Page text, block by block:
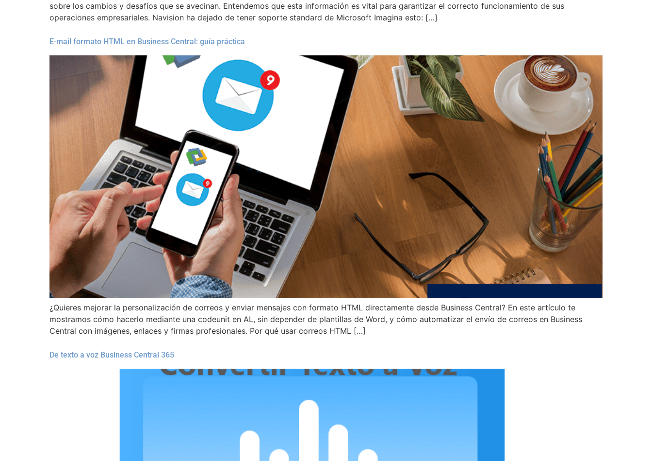
sobre los cambios y desafíos que se avecinan. Entendemos que esta información es vital para garantizar el correcto funcionamiento de sus
operaciones empresariales. Navision ha dejado de tener soporte standard de Microsoft Imagina esto: […]
E-mail formato HTML en Business Central: guía práctica
¿Quieres mejorar la personalización de correos y enviar mensajes con formato HTML directamente desde Business Central? En este artículo te
mostramos cómo hacerlo mediante una codeunit en AL, sin depender de plantillas de Word, y cómo automatizar el envío de correos en Business
Central con imágenes, enlaces y firmas profesionales. Por qué usar correos HTML […]
De texto a voz Business Central 365